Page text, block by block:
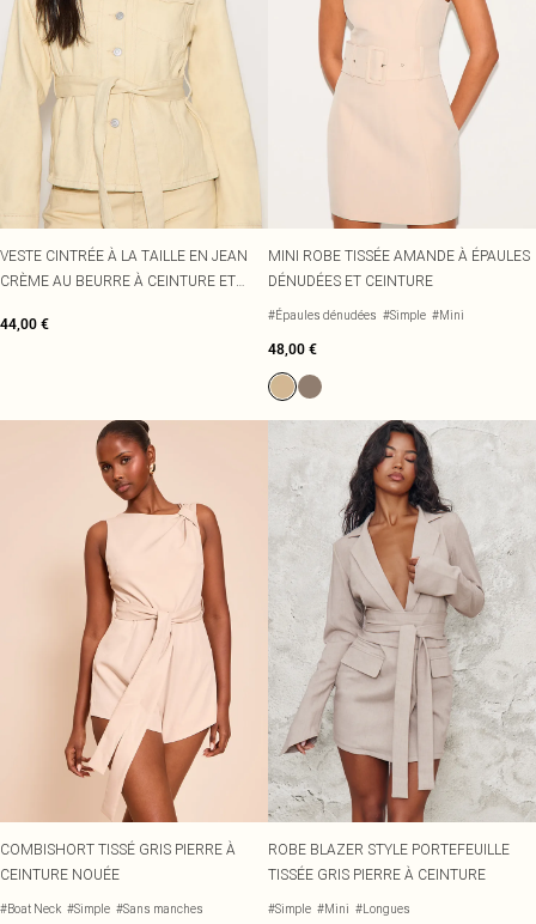
VESTE CINTRÉE À LA TAILLE EN JEAN
CRÈME AU BEURRE À CEINTURE ET
44,00 €
MINI ROBE TISSÉE AMANDE À ÉPAULES
DÉNUDÉES ET CEINTURE
#Épaules dénudées #Simple #Mini
48,00 €
COMBISHORT TISSÉ GRIS PIERRE À
CEINTURE NOUÉE
#Boat Neck #Simple #Sans manches
ROBE BLAZER STYLE PORTEFEUILLE
TISSÉE GRIS PIERRE À CEINTURE
#Simple #Mini #Longues